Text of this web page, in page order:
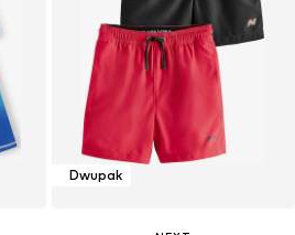
Dwupak